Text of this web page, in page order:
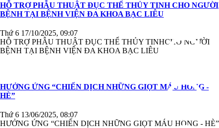
HỖ TRỢ PHẪU THUẬT ĐỤC THỂ THỦY TINH CHO NGƯỜI
BỆNH TẠI BỆNH VIỆN ĐA KHOA BẠC LIÊU
Thứ 6 17/10/2025, 09:07
HỖ TRỢ PHẪU THUẬT ĐỤC THỂ THỦY TINHCHO NGƯỜI
BỆNH TẠI BỆNH VIỆN ĐA KHOA BẠC LIÊU
HƯỞNG ỨNG “CHIẾN DỊCH NHỮNG GIỌT MÁU HỒNG -
HÈ”
Thứ 6 13/06/2025, 08:07
HƯỞNG ỨNG “CHIẾN DỊCH NHỮNG GIỌT MÁU HỒNG - HÈ”